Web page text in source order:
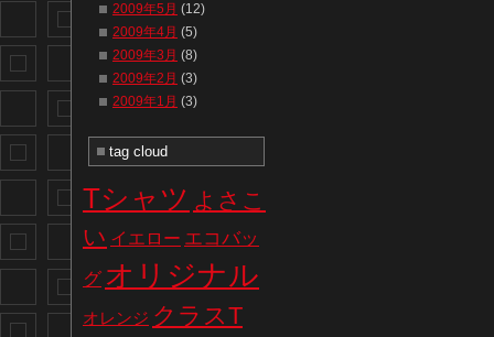
2009年5月 (12)
2009年4月 (5)
2009年3月 (8)
2009年2月 (3)
2009年1月 (3)
tag cloud
Tシャツ よさこ
い イエロー エコバッ
グ オリジナル
オレンジ クラスT